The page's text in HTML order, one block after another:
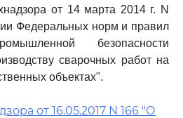
от 14 марта 2014 г. N
Федеральных норм и правил
безопасности
сварочных работ на
объектах".
от 16.05.2017 N 166 "О